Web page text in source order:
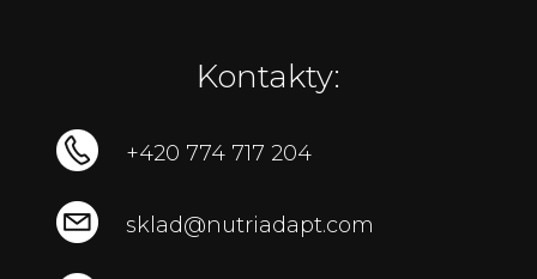
Kontakty:
+420 774 717 204
sklad@nutriadapt.com